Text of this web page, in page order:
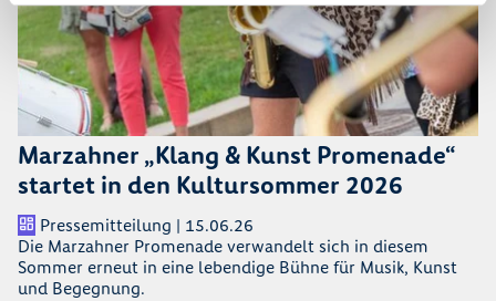
Marzahner „Klang & Kunst Promenade“
startet in den Kultursommer 2026
Pressemitteilung | 15.06.26
Die Marzahner Promenade verwandelt sich in diesem
Sommer erneut in eine lebendige Bühne für Musik, Kunst
und Begegnung.